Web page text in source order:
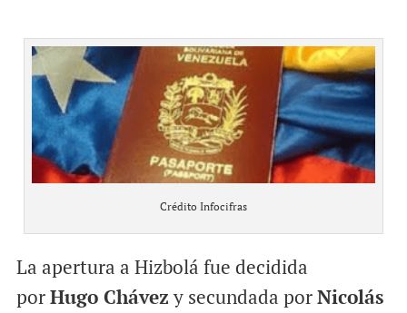
Crédito Infocifras
La apertura a Hizbolá fue decidida
porHugo Chávezy secundada porNicolás